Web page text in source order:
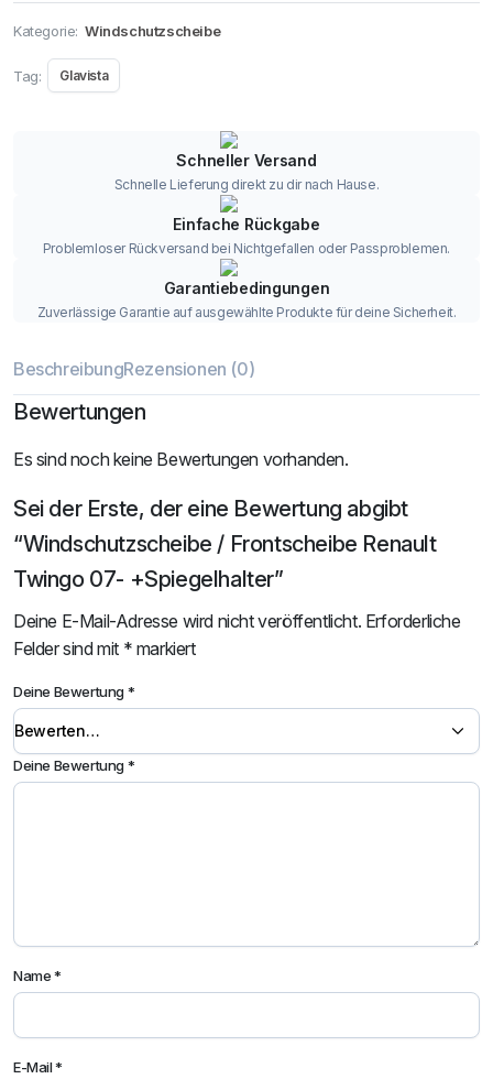
Kategorie: Windschutzscheibe
Tag: Glavista
Schneller Versand
Schnelle Lieferung direkt zu dir nach Hause.
Einfache Rückgabe
Problemloser Rückversand bei Nichtgefallen oder Passproblemen.
Garantiebedingungen
Zuverlässige Garantie auf ausgewählte Produkte für deine Sicherheit.
BeschreibungRezensionen (0)
Bewertungen
Es sind noch keine Bewertungen vorhanden.
Sei der Erste, der eine Bewertung abgibt
“Windschutzscheibe / Frontscheibe Renault
Twingo 07- +Spiegelhalter”
Deine E-Mail-Adresse wird nicht veröffentlicht. Erforderliche
Felder sind mit * markiert
Deine Bewertung*
Deine Bewertung*
Name*
E-Mail*